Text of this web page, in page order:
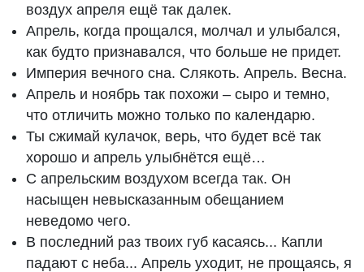
воздух апреля ещё так далек.
Апрель, когда прощался, молчал и улыбался,
как будто признавался, что больше не придет.
Империя вечного сна. Слякоть. Апрель. Весна.
Апрель и ноябрь так похожи – сыро и темно,
что отличить можно только по календарю.
Ты сжимай кулачок, верь, что будет всё так
хорошо и апрель улыбнётся ещё…
С апрельским воздухом всегда так. Он
насыщен невысказанным обещанием
неведомо чего.
В последний раз твоих губ касаясь... Капли
падают с неба... Апрель уходит, не прощаясь, я